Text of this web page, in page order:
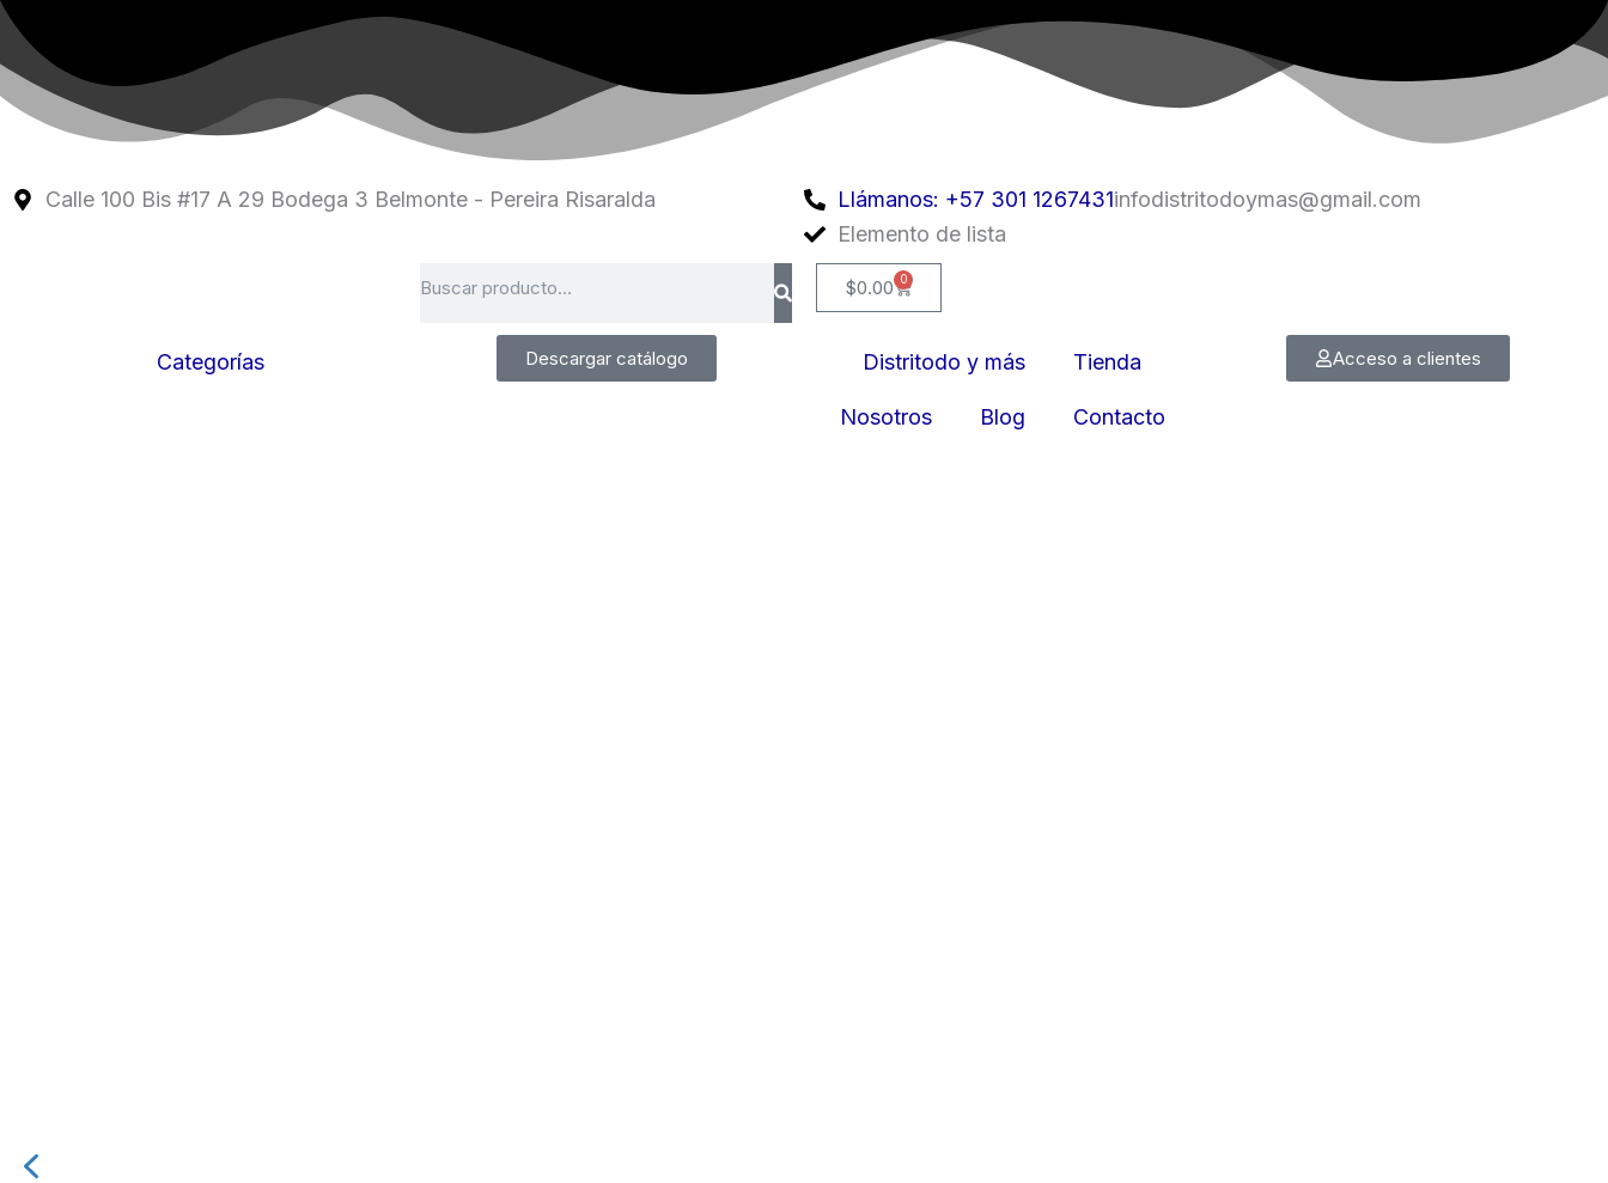
Ir
contenido
Calle 100 Bis #17 A 29 Bodega 3 Belmonte - Pereira Risaralda Llámanos: +57 301 1267431infodistritodoymas@gmail.com
Elemento de lista
$0.00 0
Cart
Categorías Descargar catálogo Distritodo y más Tienda
Nosotros Blog Contacto
Acceso a clientes